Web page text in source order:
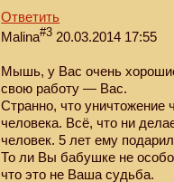
Ответить
Malina#3 20.03.2014 17:55
Мышь, у Вас очень
свою работу — Вас.
Странно, что уничтожение
человека. Всё, что ни
человек. 5 лет ему
То ли Вы бабушке не
что это не Ваша судьба.